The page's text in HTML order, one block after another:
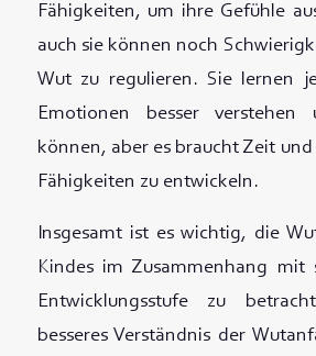
Fähigkeiten, um ihre Gefühle
auch sie können noch
Wut zu regulieren. Sie lernen
Emotionen besser verstehen
können, aber es braucht Zeit
Fähigkeiten zu entwickeln.
Insgesamt ist es wichtig, die
Kindes im Zusammenhang mit
Entwicklungsstufe zu
besseres Verständnis der